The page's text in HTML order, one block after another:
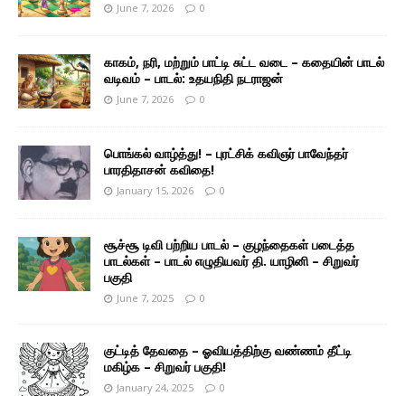
June 7, 2026 0
காகம், நரி, மற்றும் பாட்டி சுட்ட வடை – கதையின் பாடல்
வடிவம் – பாடல்: உதயநிதி நடராஜன்
June 7, 2026 0
பொங்கல் வாழ்த்து! – புரட்சிக் கவிஞர் பாவேந்தர்
பாரதிதாசன் கவிதை!
January 15, 2026 0
சூச்சூ டிவி பற்றிய பாடல் – குழந்தைகள் படைத்த
பாடல்கள் – பாடல் எழுதியவர் தி. யாழினி – சிறுவர்
பகுதி
June 7, 2025 0
குட்டித் தேவதை – ஓவியத்திற்கு வண்ணம் தீட்டி
மகிழ்க – சிறுவர் பகுதி!
January 24, 2025 0